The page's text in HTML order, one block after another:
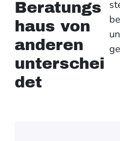
Beratungs
haus von
anderen
unterschei
det